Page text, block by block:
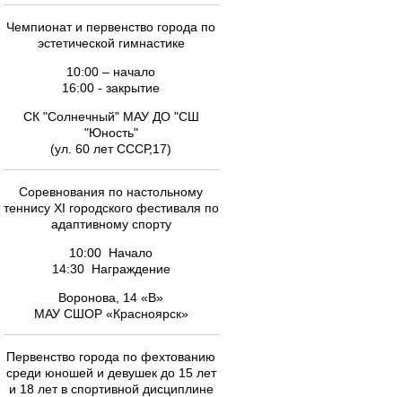
Чемпионат и первенство города по
эстетической гимнастике
10:00 – начало
16:00 - закрытие
СК "Солнечный" МАУ ДО "СШ
"Юность"
(ул. 60 лет СССР,17)
Соревнования по настольному
теннису ХI городского фестиваля по
адаптивному спорту
10:00 Начало
14:30 Награждение
Воронова, 14 «В»
МАУ СШОР «Красноярск»
Первенство города по фехтованию
среди юношей и девушек до 15 лет
и 18 лет в спортивной дисциплине